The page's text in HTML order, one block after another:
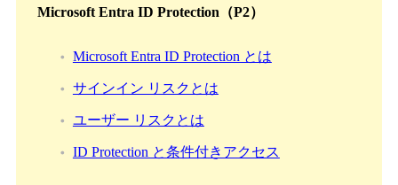
Microsoft Entra ID Protection（P2）
Microsoft Entra ID Protection とは
サインイン リスクとは
ユーザー リスクとは
ID Protection と条件付きアクセス